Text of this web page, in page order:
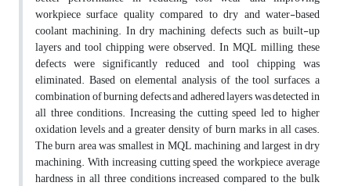
workpiece surface quality compared to dry and water-based
coolant machining. In dry machining, defects such as built-up
layers and tool chipping were observed. In MQL milling, these
defects were significantly reduced and tool chipping was
eliminated. Based on elemental analysis of the tool surfaces, a
combination of burning defects and adhered layers was detected in
all three conditions. Increasing the cutting speed led to higher
oxidation levels and a greater density of burn marks in all cases.
The burn area was smallest in MQL machining and largest in dry
machining. With increasing cutting speed, the workpiece average
hardness in all three conditions increased compared to the bulk